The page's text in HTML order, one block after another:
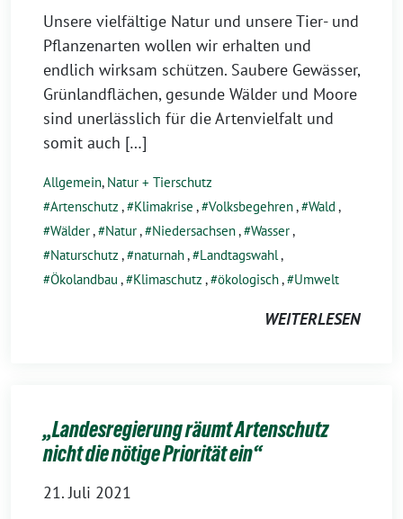
Unsere vielfältige Natur und unsere Tier- und
Pflanzenarten wollen wir erhalten und
endlich wirksam schützen. Saubere Gewässer,
Grünlandflächen, gesunde Wälder und Moore
sind unerlässlich für die Artenvielfalt und
somit auch […]
Allgemein, Natur + Tierschutz
Artenschutz , Klimakrise , Volksbegehren, Wald ,
Wälder, Natur, Niedersachsen, Wasser,
Naturschutz , naturnah, Landtagswahl,
Ökolandbau , Klimaschutz , ökologisch, Umwelt
WEITERLESEN
„Landesregierung räumt Artenschutz
nicht die nötige Priorität ein“
21. Juli 2021